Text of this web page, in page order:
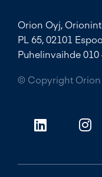
Orion Oyj,
PL 65, 02101 Espoo
Puhelinvaihde 010
© Copyright Orion